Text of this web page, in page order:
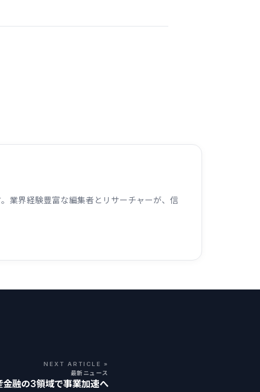
業界経験豊富な編集者とリサーチャーが、信
NEXT ARTICLE »
最新ニュース
融の3領域で事業加速へ